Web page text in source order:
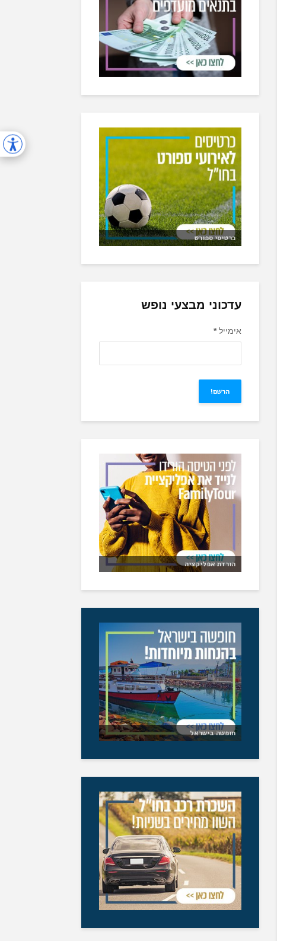
כרטיסי ספורט
עדכוני מבצעי נופש
אימייל*
הורדת אפליקציה
חופשה בישראל